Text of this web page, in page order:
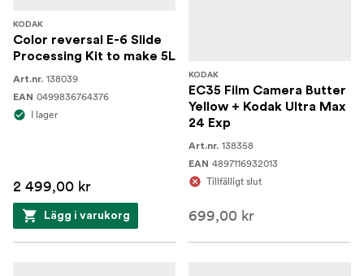
KODAK
Color reversal E-6 Slide
Processing Kit to make 5L
Art.nr. 138039
EAN 0499836764376
I lager
2 499,00 kr
Lägg i varukorg
KODAK
EC35 Film Camera Butter
Yellow + Kodak Ultra Max
24 Exp
Art.nr. 138358
EAN 4897116932013
Tillfälligt slut
699,00 kr